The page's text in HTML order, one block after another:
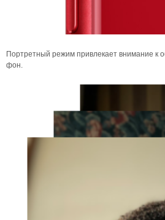
Портретный режим привлекает внимание к
фон.